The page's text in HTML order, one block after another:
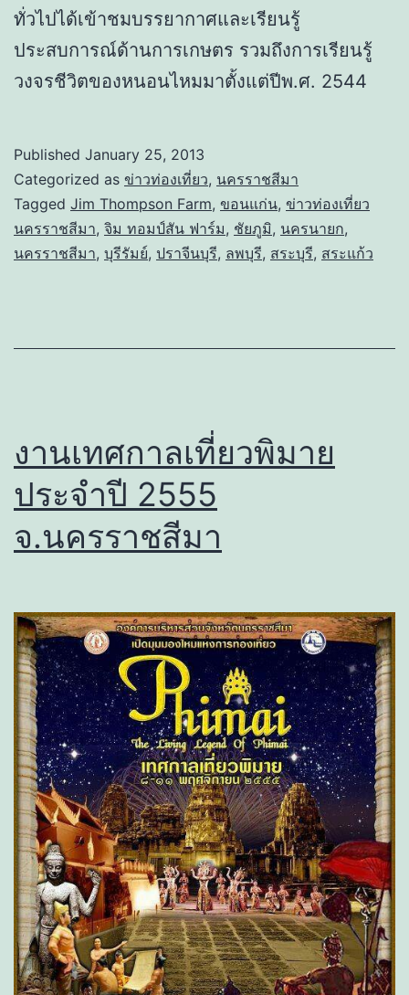
ทั่วไปได้เข้าชมบรรยากาศและเรียนรู้
ประสบการณ์ด้านการเกษตร รวมถึงการเรียนรู้
วงจรชีวิตของหนอนไหมมาตั้งแต่ปีพ.ศ. 2544
Published January 25, 2013
Categorized as ข่าวท่องเที่ยว, นครราชสีมา
Tagged Jim Thompson Farm, ขอนแก่น, ข่าวท่องเที่ยว
นครราชสีมา, จิม ทอมป์สัน ฟาร์ม, ชัยภูมิ, นครนายก,
นครราชสีมา, บุรีรัมย์, ปราจีนบุรี, ลพบุรี, สระบุรี, สระแก้ว
งานเทศกาลเที่ยวพิมาย
ประจำปี 2555
จ.นครราชสีมา